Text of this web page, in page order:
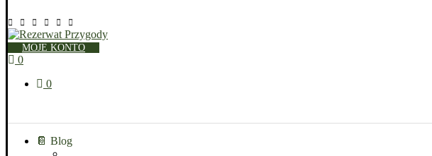
MOJE KONTO
0
0
📔 Blog